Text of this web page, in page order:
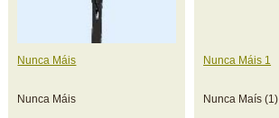
Nunca Máis
Nunca Máis
Nunca Máis 1
Nunca Maís (1)